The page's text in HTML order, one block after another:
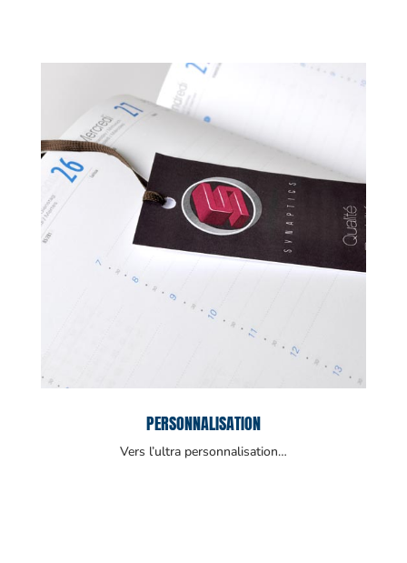
PERSONNALISATION
Vers l’ultra personnalisation…